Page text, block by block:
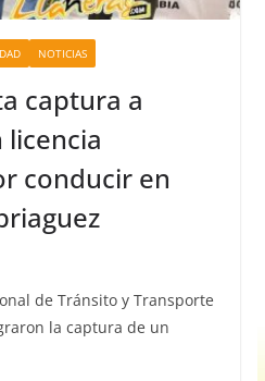
NOTICIAS
captura a
conducir en
de Tránsito y Transporte
la captura de un